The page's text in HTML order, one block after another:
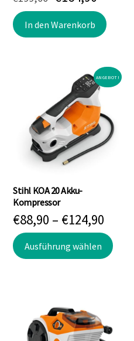
Preis
war:
€199,00
Preis
ist:
€164,90.
In den Warenkorb
ANGEBOT!
Stihl KOA 20 Akku-
Kompressor
€88,90 – €124,90
bis
Ausführung wählen
Die